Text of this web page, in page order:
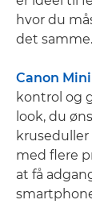
hvor du
det samme.
Canon
kontrol og
look, du
med flere
at få